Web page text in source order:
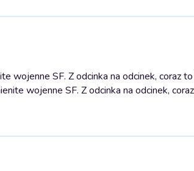
SF. Z odcinka na odcinek, coraz
wojenne SF. Z odcinka na odcinek,